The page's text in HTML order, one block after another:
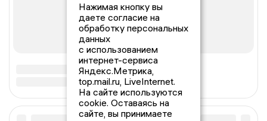
Нажимая кнопку вы
даете согласие на
обработку персональных
данных
с использованием
интернет-сервиса
Яндекс.Метрика,
top.mail.ru, LiveInternet.
На сайте используются
cookie. Оставаясь на
сайте, вы принимаете